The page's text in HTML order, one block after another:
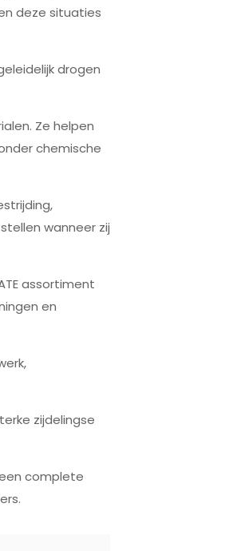
deze situaties
drogen
Ze helpen
chemische
wanneer zij
assortiment
en
zijdelingse
complete